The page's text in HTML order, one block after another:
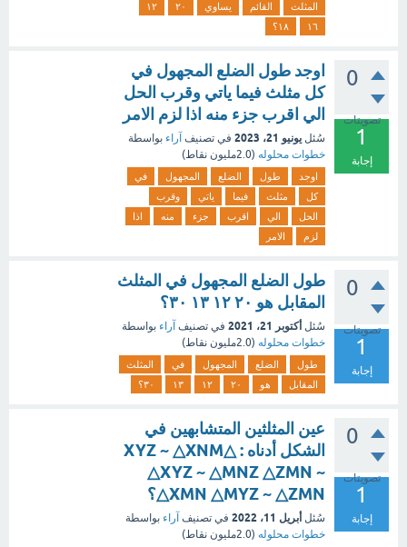
المثلث
القائم يساوي ٢٠
١٢
١٦
١٨؟
0
تصويتات
1
إجابة
اوجد طول الضلع المجهول في
كل مثلث فيما ياتي وقرب الحل
الي اقرب جزء منه اذا لزم الامر
سُئل يونيو 21، 2023 في تصنيف آراء بواسطة
خطوات محلوله (2.0مليون نقاط)
اوجد طول الضلع المجهول
في
كل
مثلث فيما ياتي
وقرب
الحل
الي اقرب جزء منه
اذا
لزم
الامر
0
تصويتات
1
إجابة
طول الضلع المجهول في المثلث
المقابل هو ٢٠ ١٢ ١٣ ٣٠؟
سُئل أكتوبر 21، 2021 في تصنيف آراء بواسطة
خطوات محلوله (2.0مليون نقاط)
طول الضلع المجهول في
المثلث
المقابل
هو ٢٠ ١٢ ١٣ ٣٠؟
0
تصويتات
1
إجابة
عين المثلثين المتشابهين في
الشكل أدناه : △XYZ ~ △XNM
△XYZ ~ △MNZ △ZMN ~
△XMN △MYZ ~ △ZMN؟
سُئل أبريل 11، 2022 في تصنيف آراء بواسطة
خطوات محلوله (2.0مليون نقاط)